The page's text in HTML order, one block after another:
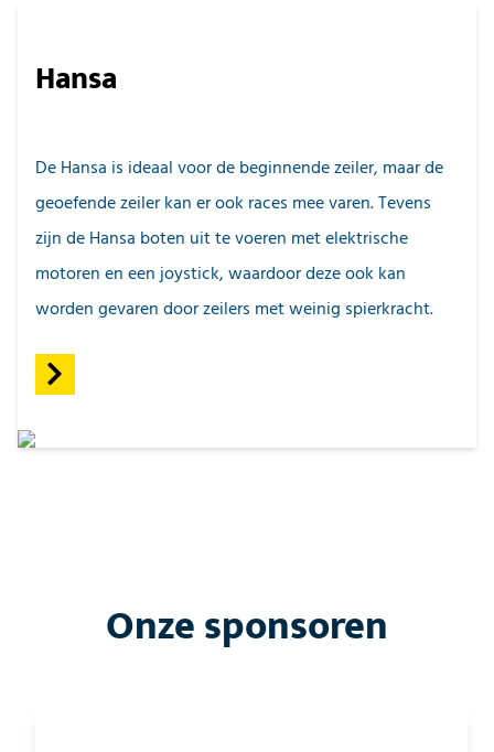
Hansa
De Hansa is ideaal voor de beginnende zeiler, maar de
geoefende zeiler kan er ook races mee varen. Tevens
zijn de Hansa boten uit te voeren met elektrische
motoren en een joystick, waardoor deze ook kan
worden gevaren door zeilers met weinig spierkracht.
Onze sponsoren